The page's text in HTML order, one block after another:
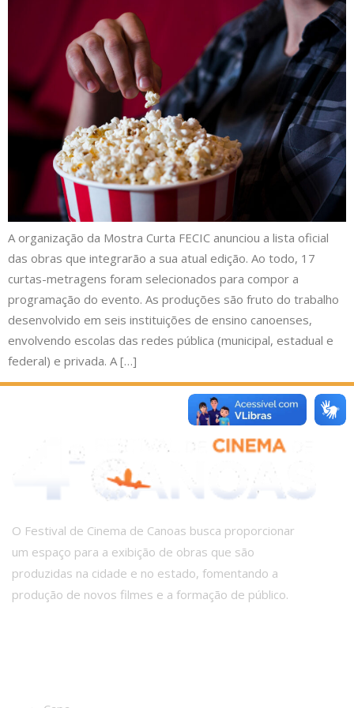
A organização da Mostra Curta FECIC anunciou a lista oficial
das obras que integrarão a sua atual edição. Ao todo, 17
curtas-metragens foram selecionados para compor a
programação do evento. As produções são fruto do trabalho
desenvolvido em seis instituições de ensino canoenses,
envolvendo escolas das redes pública (municipal, estadual e
federal) e privada. A […]
O Festival de Cinema de Canoas busca proporcionar
um espaço para a exibição de obras que são
produzidas na cidade e no estado, fomentando a
produção de novos filmes e a formação de público.